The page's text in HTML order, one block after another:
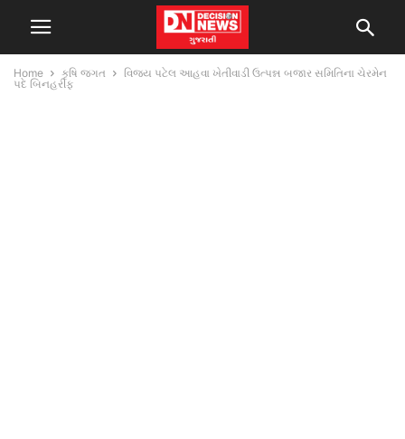
Home કૃષિ જગત
વિજય પટેલ આહવા ખેતીવાડી ઉત્પન્ન બજાર સમિતિના ચેરમેન
પદે બિનહરીફ